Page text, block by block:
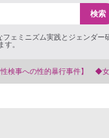
ェミニズム実践とジェンダー
。
的暴行事件】 ◆女性検事を支